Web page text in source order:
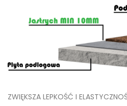
ZWIĘKSZA LEPKOŚĆ I